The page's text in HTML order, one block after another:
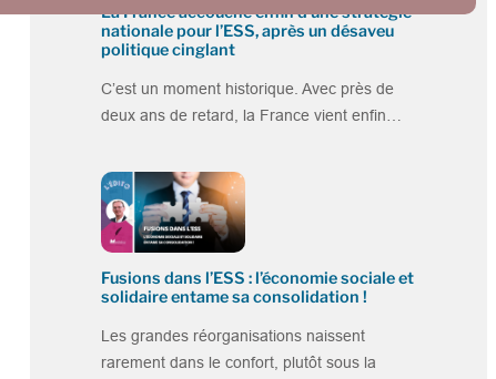
La France accouche enfin d’une stratégie
nationale pour l’ESS, après un désaveu
politique cinglant
C’est un moment historique. Avec près de
deux ans de retard, la France vient enfin…
Fusions dans l’ESS : l’économie sociale et
solidaire entame sa consolidation !
Les grandes réorganisations naissent
rarement dans le confort, plutôt sous la